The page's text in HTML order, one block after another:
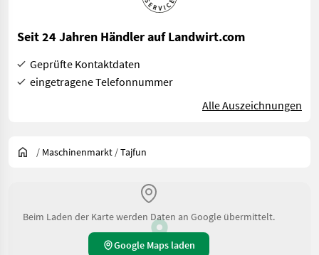
Seit 24 Jahren Händler auf Landwirt.com
Geprüfte Kontaktdaten
eingetragene Telefonnummer
Alle Auszeichnungen
/ Maschinenmarkt /Tajfun
Beim Laden der Karte werden Daten an Google übermittelt.
Google Maps laden